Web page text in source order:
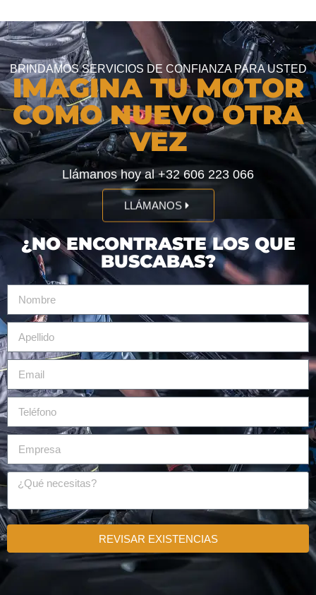
BRINDAMOS SERVICIOS DE CONFIANZA PARA USTED
IMAGINA TU MOTOR
COMO NUEVO OTRA
VEZ
Llámanos hoy al +32 606 223 066
LLÁMANOS
¿NO ENCONTRASTE LOS QUE
BUSCABAS?
REVISAR EXISTENCIAS